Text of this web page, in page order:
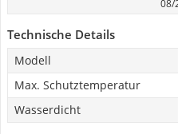
08/
Technische Details
Modell
Max. Schutztemperatur
Wasserdicht